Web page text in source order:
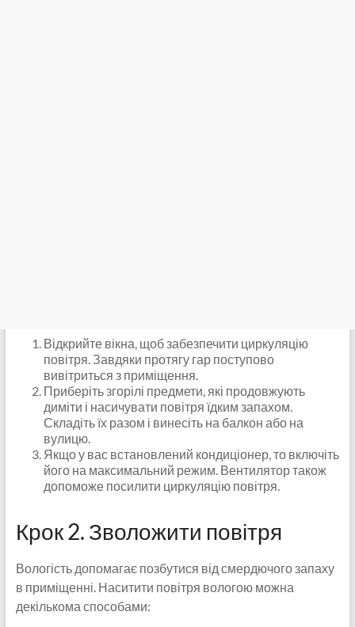
Відкрийте вікна, щоб забезпечити циркуляцію
повітря. Завдяки протягу гар поступово
вивітриться з приміщення.
Приберіть згорілі предмети, які продовжують
диміти і насичувати повітря їдким запахом.
Складіть їх разом і винесіть на балкон або на
вулицю.
Якщо у вас встановлений кондиціонер, то включіть
його на максимальний режим. Вентилятор також
допоможе посилити циркуляцію повітря.
Крок 2. Зволожити повітря
Вологість допомагає позбутися від смердючого запаху
в приміщенні. Наситити повітря вологою можна
декількома способами: